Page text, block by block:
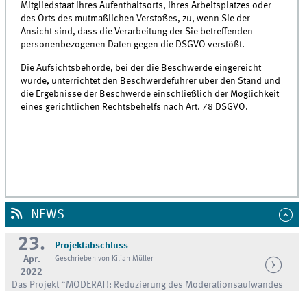
Mitgliedstaat ihres Aufenthaltsorts, ihres Arbeitsplatzes oder
des Orts des mutmaßlichen Verstoßes, zu, wenn Sie der
Ansicht sind, dass die Verarbeitung der Sie betreffenden
personenbezogenen Daten gegen die DSGVO verstößt.
Die Aufsichtsbehörde, bei der die Beschwerde eingereicht
wurde, unterrichtet den Beschwerdeführer über den Stand und
die Ergebnisse der Beschwerde einschließlich der Möglichkeit
eines gerichtlichen Rechtsbehelfs nach Art. 78 DSGVO.
NEWS
23.
Apr.
2022
Projektabschluss
Geschrieben von Kilian Müller
Das Projekt “MODERAT!: Reduzierung des Moderationsaufwandes